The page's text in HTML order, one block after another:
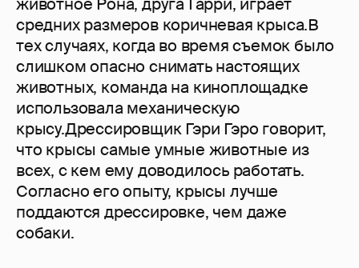
животное Рона, друга Гарри, играет
средних размеров коричневая крыса.В
тех случаях, когда во время съемок было
слишком опасно снимать настоящих
животных, команда на киноплощадке
использовала механическую
крысу.Дрессировщик Гэри Гэро говорит,
что крысы самые умные животные из
всех, с кем ему доводилось работать.
Согласно его опыту, крысы лучше
поддаются дрессировке, чем даже
собаки.